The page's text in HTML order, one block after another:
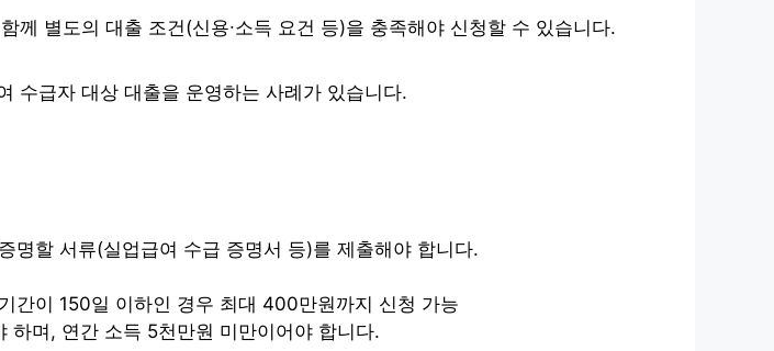
별도의 대출 조건(신용∙소득 요건 등)을 충족해야 신청할 수 있습니다.
수급자 대상 대출을 운영하는 사례가 있습니다.
명할 서류(실업급여 수급 증명서 등)를 제출해야 합니다.
간이 150일 이하인 경우 최대 400만원까지 신청 가능
하며, 연간 소득 5천만원 미만이어야 합니다.